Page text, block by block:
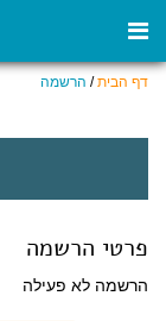
דף הבית/ הרשמה
פרטי הרשמה
הרשמה לא פעילה